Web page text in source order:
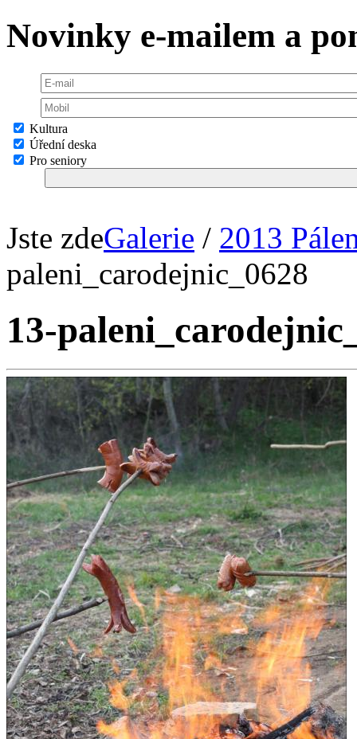
Novinky e-mailem a
Kultura
Úřední deska
Pro seniory
Jste zdeGalerie / 2013
paleni_carodejnic_0628
13-